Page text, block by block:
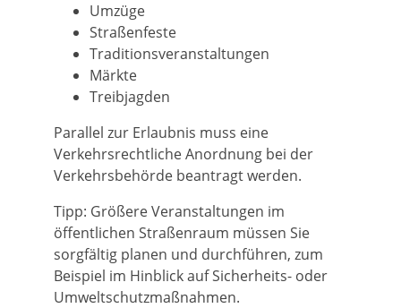
Umzüge
Straßenfeste
Traditionsveranstaltungen
Märkte
Treibjagden
Parallel zur Erlaubnis muss eine
Verkehrsrechtliche Anordnung bei der
Verkehrsbehörde beantragt werden.
Tipp: Größere Veranstaltungen im
öffentlichen Straßenraum müssen Sie
sorgfältig planen und durchführen, zum
Beispiel im Hinblick auf Sicherheits- oder
Umweltschutzmaßnahmen.